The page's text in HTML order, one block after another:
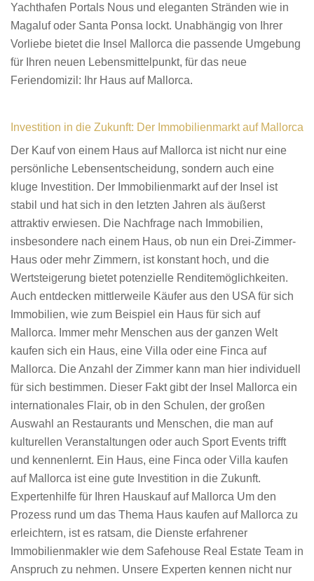
Yachthafen Portals Nous und eleganten Stränden wie in
Magaluf oder Santa Ponsa lockt. Unabhängig von Ihrer
Vorliebe bietet die Insel Mallorca die passende Umgebung
für Ihren neuen Lebensmittelpunkt, für das neue
Feriendomizil: Ihr Haus auf Mallorca.
Investition in die Zukunft: Der Immobilienmarkt auf Mallorca
Der Kauf von einem Haus auf Mallorca ist nicht nur eine
persönliche Lebensentscheidung, sondern auch eine
kluge Investition. Der Immobilienmarkt auf der Insel ist
stabil und hat sich in den letzten Jahren als äußerst
attraktiv erwiesen. Die Nachfrage nach Immobilien,
insbesondere nach einem Haus, ob nun ein Drei-Zimmer-
Haus oder mehr Zimmern, ist konstant hoch, und die
Wertsteigerung bietet potenzielle Renditemöglichkeiten.
Auch entdecken mittlerweile Käufer aus den USA für sich
Immobilien, wie zum Beispiel ein Haus für sich auf
Mallorca. Immer mehr Menschen aus der ganzen Welt
kaufen sich ein Haus, eine Villa oder eine Finca auf
Mallorca. Die Anzahl der Zimmer kann man hier individuell
für sich bestimmen. Dieser Fakt gibt der Insel Mallorca ein
internationales Flair, ob in den Schulen, der großen
Auswahl an Restaurants und Menschen, die man auf
kulturellen Veranstaltungen oder auch Sport Events trifft
und kennenlernt. Ein Haus, eine Finca oder Villa kaufen
auf Mallorca ist eine gute Investition in die Zukunft.
Expertenhilfe für Ihren Hauskauf auf Mallorca Um den
Prozess rund um das Thema Haus kaufen auf Mallorca zu
erleichtern, ist es ratsam, die Dienste erfahrener
Immobilienmakler wie dem Safehouse Real Estate Team in
Anspruch zu nehmen. Unsere Experten kennen nicht nur